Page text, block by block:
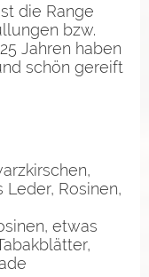
ist die Range
bzw.
Jahren haben
schön gereift
Rosinen,
etwas